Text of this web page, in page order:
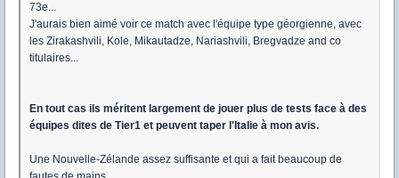
73e...
J'aurais bien aimé voir ce match avec l'équipe type géorgienne, avec
les Zirakashvili, Kole, Mikautadze, Nariashvili, Bregvadze and co
titulaires...
En tout cas ils méritent largement de jouer plus de tests face à des
équipes dites de Tier1 et peuvent taper l'Italie à mon avis.
Une Nouvelle-Zélande assez suffisante et qui a fait beaucoup de